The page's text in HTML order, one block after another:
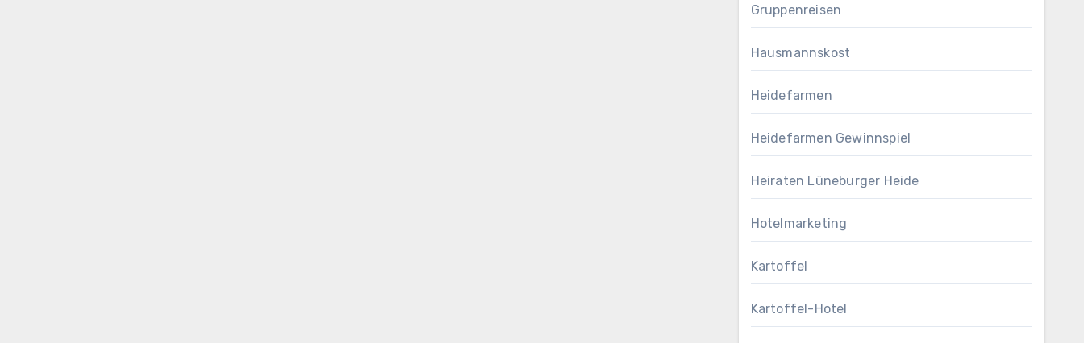
Gruppenreisen
Hausmannskost
Heidefarmen
Heidefarmen Gewinnspiel
Heiraten Lüneburger Heide
Hotelmarketing
Kartoffel
Kartoffel-Hotel